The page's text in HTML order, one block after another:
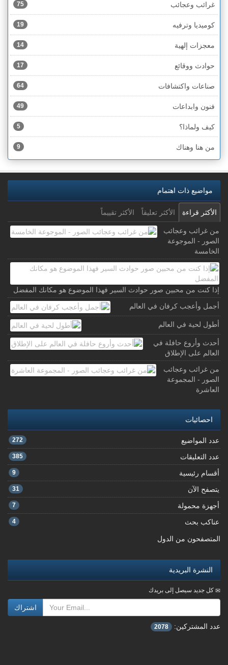
غرائب وعجائب 75
كوميديا وترفيه 19
معجزات إلهية 14
حوادث ووقائع 17
صناعات واكتشافات 64
فنون وابداعات 49
كيف ولماذا؟ 5
من هنا وهناك 9
مواضيع ذات اهتمام
الأكثر قراءة الأكثر تعليقاً الأكثر تقييماً
من غرائب وعجائب
الصور - الموجوعة
الخامسة
إذا كنت من محبين صور حوادث السير فهذا الموضوع هو مكانك المفضل
أجمل وأعجب كرفان في العالم
أطول لحية في العالم
أحدث وأروع حافلة في
العالم على الإطلاق
من غرائب وعجائب
الصور - المجموعة
العاشرة
احصائيات
عدد المواضيع 272
عدد التعليقات 385
أقسام رئيسية 9
يتصفح الآن 31
أجهزة محمولة 7
عناكب بحث 4
المتصفحون من الدول
النشرة البريدية
كل جديد سيصل إلى بريدك
اشتراك
عدد المشتركين: 2078